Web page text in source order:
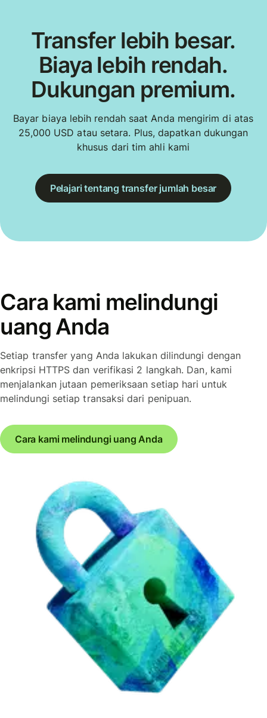
Transfer lebih besar.
Biaya lebih rendah.
Dukungan premium.
Bayar biaya lebih rendah saat Anda mengirim di atas
25,000 USD atau setara. Plus, dapatkan dukungan
khusus dari tim ahli kami
Pelajari tentang transfer jumlah besar
Cara kami melindungi
uang Anda
Setiap transfer yang Anda lakukan dilindungi dengan
enkripsi HTTPS dan verifikasi 2 langkah. Dan, kami
menjalankan jutaan pemeriksaan setiap hari untuk
melindungi setiap transaksi dari penipuan.
Cara kami melindungi uang Anda